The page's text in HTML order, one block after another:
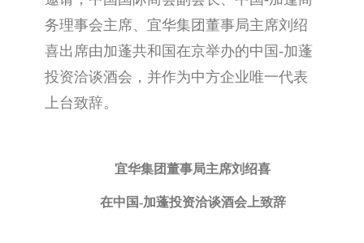
务理事会主席、宜华集团董事局主席刘绍
喜出席由加蓬共和国在京举办的中国-加蓬
投资洽谈酒会，并作为中方企业唯一代表
上台致辞。
宜华集团董事局主席刘绍喜
在中国-加蓬投资洽谈酒会上致辞